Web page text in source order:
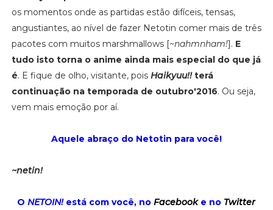
os momentos onde as partidas estão difíceis, tensas,
angustiantes, ao nível de fazer Netotin comer mais de três
pacotes com muitos marshmallows [~nahmnham!]. E
tudo isto torna o anime ainda mais especial do que já
é. E fique de olho, visitante, pois Haikyuu!!terá
continuação na temporada de outubro'2016. Ou seja,
vem mais emoção por aí.
Aquele abraço do Netotin para você!
~netin!
ONETOIN!está com você, noFacebooke no Twitter